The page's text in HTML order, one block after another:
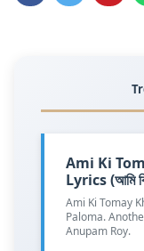
Ami Ki
Lyrics (আমি
Ami Ki Tomay
Paloma.
Anupam Roy.